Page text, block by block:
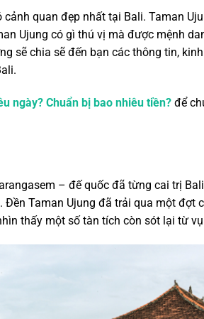
quan đẹp nhất tại Bali. Taman
Ujung có gì thú vị mà được mệnh
sẽ chia sẽ đến bạn các thông tin,
ngày? Chuẩn bị bao nhiêu tiền? để
– đế quốc đã từng cai trị
Taman Ujung đã trải qua một đợt
thấy một số tàn tích còn sót lại từ